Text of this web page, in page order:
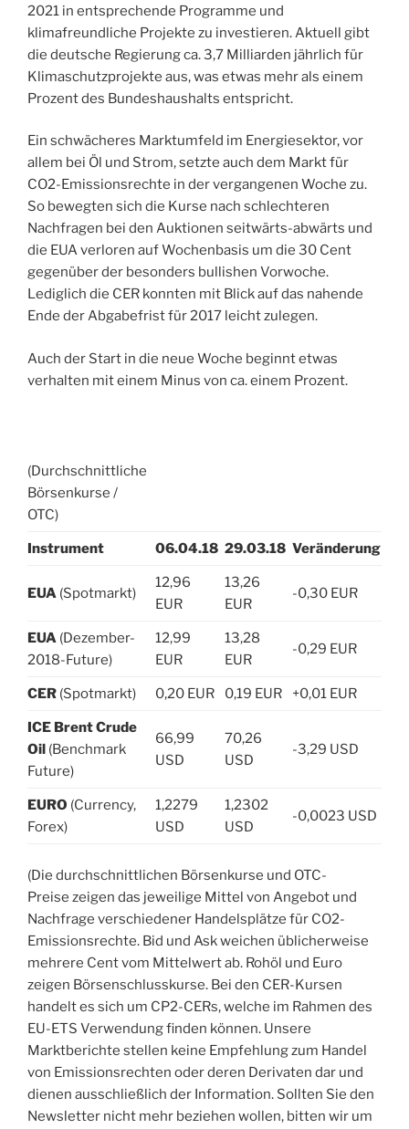
2021 in entsprechende Programme und
klimafreundliche Projekte zu investieren. Aktuell gibt
die deutsche Regierung ca. 3,7 Milliarden jährlich für
Klimaschutzprojekte aus, was etwas mehr als einem
Prozent des Bundeshaushalts entspricht.
Ein schwächeres Marktumfeld im Energiesektor, vor
allem bei Öl und Strom, setzte auch dem Markt für
CO2-Emissionsrechte in der vergangenen Woche zu.
So bewegten sich die Kurse nach schlechteren
Nachfragen bei den Auktionen seitwärts-abwärts und
die EUA verloren auf Wochenbasis um die 30 Cent
gegenüber der besonders bullishen Vorwoche.
Lediglich die CER konnten mit Blick auf das nahende
Ende der Abgabefrist für 2017 leicht zulegen.
Auch der Start in die neue Woche beginnt etwas
verhalten mit einem Minus von ca. einem Prozent.
(Durchschnittliche
Börsenkurse /
OTC)
Instrument 06.04.18 29.03.18 Veränderung
EUA (Spotmarkt)
12,96
EUR
13,26
EUR
-0,30 EUR
EUA (Dezember-
2018-Future)
12,99
EUR
13,28
EUR
-0,29 EUR
CER (Spotmarkt) 0,20 EUR 0,19 EUR +0,01 EUR
ICE Brent Crude
Oil (Benchmark
Future)
66,99
USD
70,26
USD
-3,29 USD
EURO (Currency,
Forex)
1,2279
USD
1,2302
USD
-0,0023 USD
(Die durchschnittlichen Börsenkurse und OTC-
Preise zeigen das jeweilige Mittel von Angebot und
Nachfrage verschiedener Handelsplätze für CO2-
Emissionsrechte. Bid und Ask weichen üblicherweise
mehrere Cent vom Mittelwert ab. Rohöl und Euro
zeigen Börsenschlusskurse. Bei den CER-Kursen
handelt es sich um CP2-CERs, welche im Rahmen des
EU-ETS Verwendung finden können. Unsere
Marktberichte stellen keine Empfehlung zum Handel
von Emissionsrechten oder deren Derivaten dar und
dienen ausschließlich der Information. Sollten Sie den
Newsletter nicht mehr beziehen wollen, bitten wir um